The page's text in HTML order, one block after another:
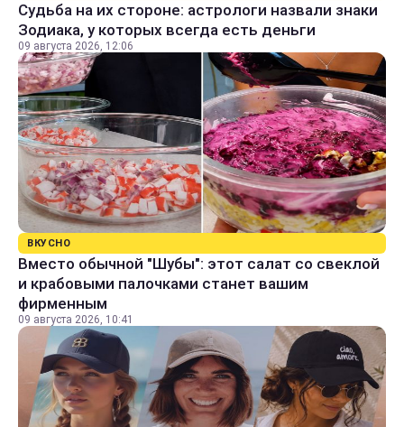
Судьба на их стороне: астрологи назвали знаки
Зодиака, у которых всегда есть деньги
09 августа 2026, 12:06
ВКУСНО
Вместо обычной "Шубы": этот салат со свеклой
и крабовыми палочками станет вашим
фирменным
09 августа 2026, 10:41